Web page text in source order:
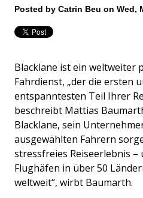
Posted by Catrin Beu on Wed,
Blacklane ist ein weltweiter
Fahrdienst, „der die ersten
entspanntesten Teil Ihrer
beschreibt Mattias
Blacklane, sein
ausgewählten Fahrern
stressfreies Reiseerlebnis –
Flughäfen in über 50
weltweit“, wirbt Baumarth.